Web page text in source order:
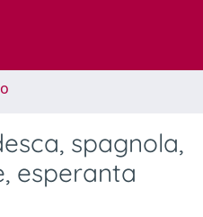
spagnola,
esperanta